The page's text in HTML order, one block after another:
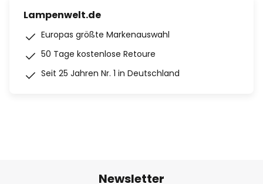
Lampenwelt.de
Europas größte Markenauswahl
50 Tage kostenlose Retoure
Seit 25 Jahren Nr. 1 in Deutschland
Newsletter